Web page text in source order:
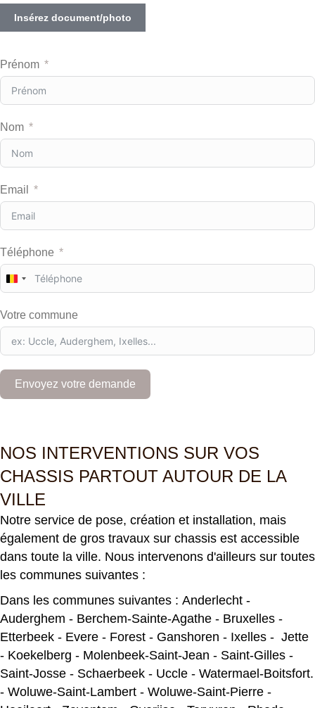
Insérez document/photo
Prénom
Nom
Email
Téléphone
B
e
g
u
3
2
Votre commune
Envoyez votre demande
NOS INTERVENTIONS SUR VOS
CHASSIS PARTOUT AUTOUR DE LA
VILLE
Notre service de pose, création et installation, mais
également de gros travaux sur chassis est accessible
dans toute la ville. Nous intervenons d'ailleurs sur toutes
les communes suivantes :
Dans les communes suivantes : Anderlecht -
Auderghem - Berchem-Sainte-Agathe - Bruxelles -
Etterbeek - Evere - Forest - Ganshoren - Ixelles - Jette
- Koekelberg - Molenbeek-Saint-Jean - Saint-Gilles -
Saint-Josse - Schaerbeek - Uccle - Watermael-Boitsfort.
- Woluwe-Saint-Lambert - Woluwe-Saint-Pierre -